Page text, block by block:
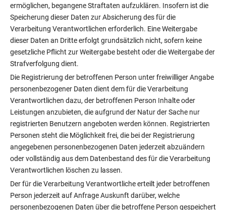
ermöglichen, begangene Straftaten aufzuklären. Insofern ist die
Speicherung dieser Daten zur Absicherung des für die
Verarbeitung Verantwortlichen erforderlich. Eine Weitergabe
dieser Daten an Dritte erfolgt grundsätzlich nicht, sofern keine
gesetzliche Pflicht zur Weitergabe besteht oder die Weitergabe der
Strafverfolgung dient.
Die Registrierung der betroffenen Person unter freiwilliger Angabe
personenbezogener Daten dient dem für die Verarbeitung
Verantwortlichen dazu, der betroffenen Person Inhalte oder
Leistungen anzubieten, die aufgrund der Natur der Sache nur
registrierten Benutzern angeboten werden können. Registrierten
Personen steht die Möglichkeit frei, die bei der Registrierung
angegebenen personenbezogenen Daten jederzeit abzuändern
oder vollständig aus dem Datenbestand des für die Verarbeitung
Verantwortlichen löschen zu lassen.
Der für die Verarbeitung Verantwortliche erteilt jeder betroffenen
Person jederzeit auf Anfrage Auskunft darüber, welche
personenbezogenen Daten über die betroffene Person gespeichert